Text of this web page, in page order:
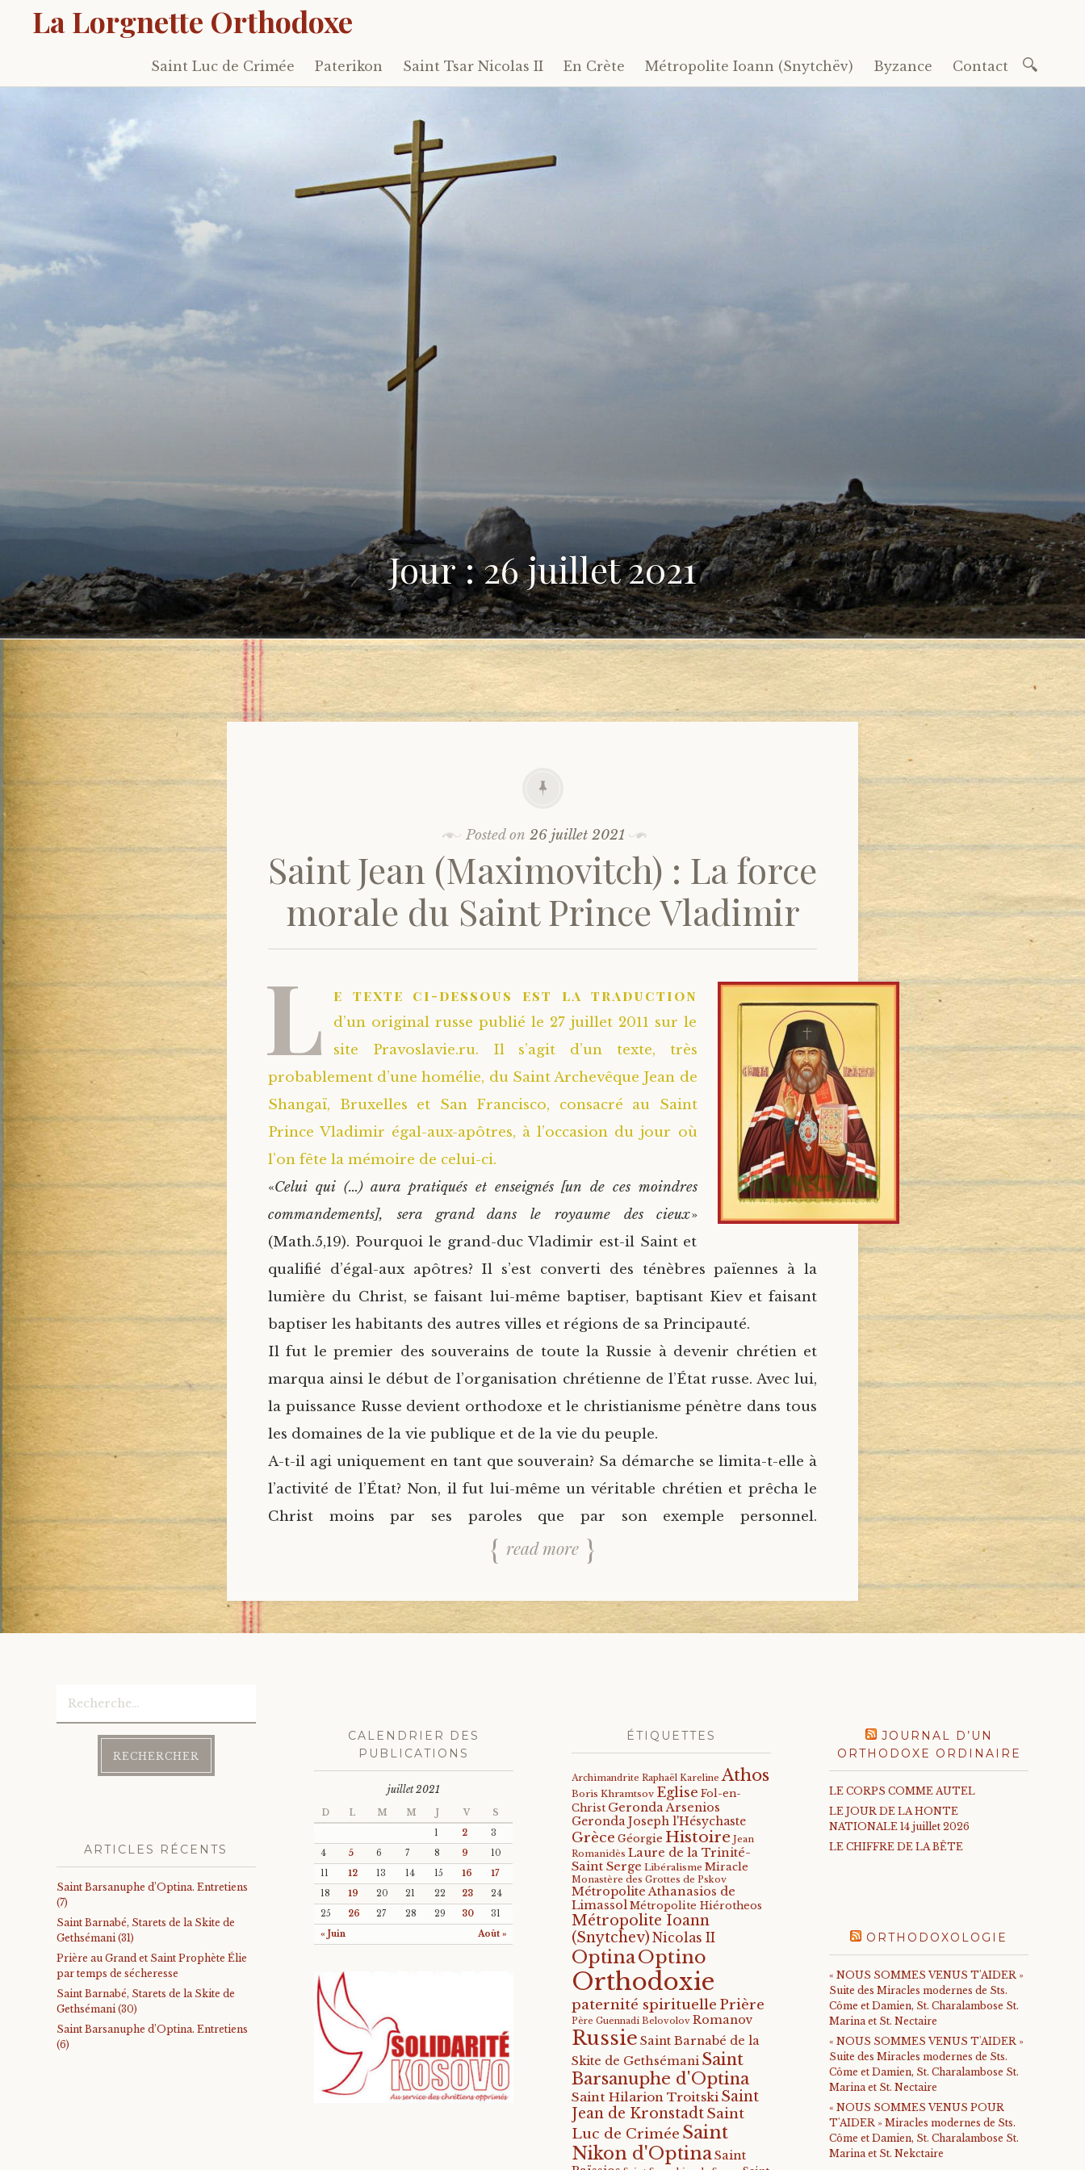
La Lorgnette Orthodoxe
Skip
to
Saint Luc de Crimée Paterikon Saint Tsar Nicolas II En Crète Métropolite Ioann (Snytchëv) Byzance Contact
Jour : 26 juillet 2021
Posted on 26 juillet 2021
Saint Jean (Maximovitch) : La force
morale du Saint Prince Vladimir
L e texte ci-dessous est la traduction
d’un original russe publié le 27 juillet 2011 sur le
site Pravoslavie.ru. Il s’agit d’un texte, très
probablement d’une homélie, du Saint Archevêque Jean de
Shangaï, Bruxelles et San Francisco, consacré au Saint
Prince Vladimir égal-aux-apôtres, à l’occasion du jour où
l’on fête la mémoire de celui-ci.
«Celui qui (…) aura pratiqués et enseignés [un de ces moindres
commandements], sera grand dans le royaume des cieux»
(Math.5,19). Pourquoi le grand-duc Vladimir est-il Saint et
qualifié d’égal-aux apôtres? Il s’est converti des ténèbres païennes à la
lumière du Christ, se faisant lui-même baptiser, baptisant Kiev et faisant
baptiser les habitants des autres villes et régions de sa Principauté.
Il fut le premier des souverains de toute la Russie à devenir chrétien et
marqua ainsi le début de l’organisation chrétienne de l’État russe. Avec lui,
la puissance Russe devient orthodoxe et le christianisme pénètre dans tous
les domaines de la vie publique et de la vie du peuple.
A-t-il agi uniquement en tant que souverain? Sa démarche se limita-t-elle à
l’activité de l’État? Non, il fut lui-même un véritable chrétien et prêcha le
Christ moins par ses paroles que par son exemple personnel.
read more
Rechercher :
ARTICLES RÉCENTS
Saint Barsanuphe d’Optina. Entretiens
(7)
Saint Barnabé, Starets de la Skite de
Gethsémani (31)
Prière au Grand et Saint Prophète Élie
par temps de sécheresse
Saint Barnabé, Starets de la Skite de
Gethsémani (30)
Saint Barsanuphe d’Optina. Entretiens
(6)
CALENDRIER DES
PUBLICATIONS
juillet 2021
D L M M J V S
« Juin Août »
1 2
3
4
5 6 7 8 9
10
11
12 13 14 15 16
17
18
19 20 21 22 23
24
25
26 27 28 29 30 31
ÉTIQUETTES
Archimandrite Raphaël Kareline Athos
Boris Khramtsov Eglise Fol-en-
Christ Geronda Arsenios
Geronda Joseph l'Hésychaste
Grèce Géorgie Histoire Jean
Romanidès Laure de la Trinité-
Saint Serge Libéralisme Miracle
Monastère des Grottes de Pskov
Métropolite Athanasios de
Limassol Métropolite Hiérotheos
Métropolite Ioann
(Snytchev) Nicolas II
OptinaOptino
Orthodoxie
paternité spirituelle Prière
Père Guennadi Belovolov Romanov
Russie Saint Barnabé de la
Skite de Gethsémani Saint
Barsanuphe d'Optina
Saint Hilarion Troitski Saint
Jean de KronstadtSaint
Luc de Crimée Saint
Nikon d'OptinaSaint
JOURNAL D’UN
ORTHODOXE ORDINAIRE
LE CORPS COMME AUTEL
LE JOUR DE LA HONTE
NATIONALE 14 juillet 2026
LE CHIFFRE DE LA BÊTE
ORTHODOXOLOGIE
« NOUS SOMMES VENUS T'AIDER »
Suite des Miracles modernes de Sts.
Côme et Damien, St. Charalambose St.
Marina et St. Nectaire
« NOUS SOMMES VENUS T'AIDER »
Suite des Miracles modernes de Sts.
Côme et Damien, St. Charalambose St.
Marina et St. Nectaire
« NOUS SOMMES VENUS POUR
T'AIDER » Miracles modernes de Sts.
Côme et Damien, St. Charalambose St.
Marina et St. Nekctaire